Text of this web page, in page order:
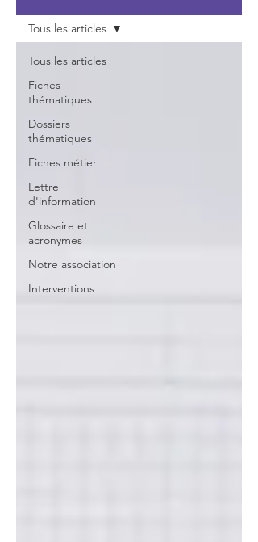
Tous les articles
Fiches
thématiques
Dossiers
thématiques
Fiches métier
Lettre
d'information
Glossaire et
acronymes
Notre association
Interventions
Tous les articles